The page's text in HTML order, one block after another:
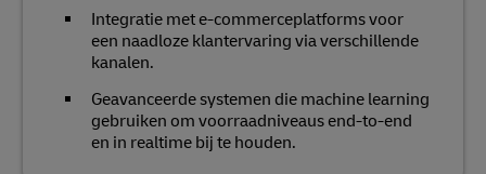
Integratie met e-commerceplatforms voor
een naadloze klantervaring via verschillende
kanalen.
Geavanceerde systemen die machine learning
gebruiken om voorraadniveaus end-to-end
en in realtime bij te houden.